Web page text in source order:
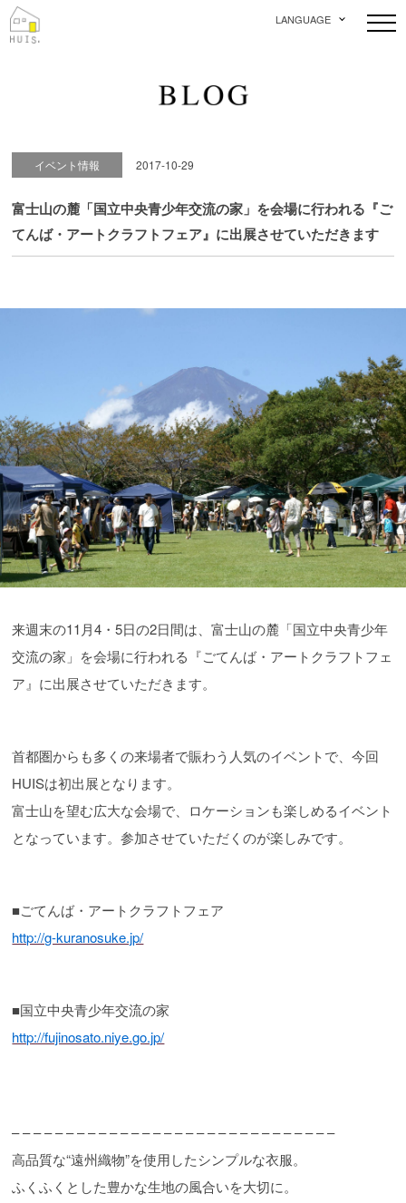
LANGUAGE
イベント情報 2017-10-29
富士山の麓「国立中央青少年交流の家」を会場に行われる『ご
てんば・アートクラフトフェア』に出展させていただきます
来週末の11月4・5日の2日間は、富士山の麓「国立中央青少年
交流の家」を会場に行われる『ごてんば・アートクラフトフェ
ア』に出展させていただきます。
首都圏からも多くの来場者で賑わう人気のイベントで、今回
HUISは初出展となります。
富士山を望む広大な会場で、ロケーションも楽しめるイベント
となっています。参加させていただくのが楽しみです。
■ごてんば・アートクラフトフェア
http://g-kuranosuke.jp/
■国立中央青少年交流の家
http://fujinosato.niye.go.jp/
– – – – – – – – – – – – – – – – – – – – – – – – – – – – – –
高品質な“遠州織物”を使用したシンプルな衣服。
ふくふくとした豊かな生地の風合いを大切に。